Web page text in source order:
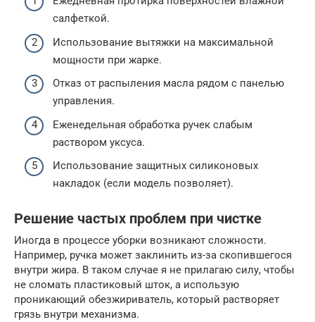
салфеткой.
Использование вытяжки на максимальной
мощности при жарке.
Отказ от распыления масла рядом с панелью
управления.
Еженедельная обработка ручек слабым
раствором уксуса.
Использование защитных силиконовых
накладок (если модель позволяет).
Решение частых проблем при чистке
Иногда в процессе уборки возникают сложности.
Например, ручка может заклинить из-за скопившегося
внутри жира. В таком случае я не прилагаю силу, чтобы
не сломать пластиковый шток, а использую
проникающий обезжириватель, который растворяет
грязь внутри механизма.